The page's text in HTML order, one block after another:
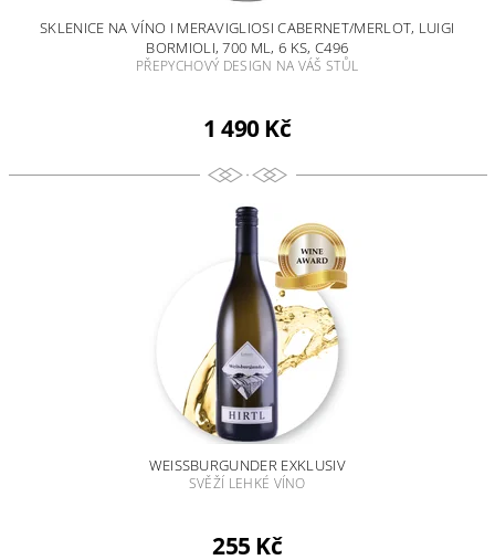
SKLENICE NA VÍNO I MERAVIGLIOSI CABERNET/MERLOT, LUIGI
BORMIOLI, 700 ML, 6 KS, C496
PŘEPYCHOVÝ DESIGN NA VÁŠ STŮL
1 490 Kč
WEISSBURGUNDER EXKLUSIV
SVĚŽÍ LEHKÉ VÍNO
255 Kč